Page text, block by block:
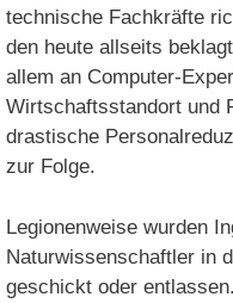
technische Fachkräfte
den heute allseits
allem an Computer-
Wirtschaftsstandort und
drastische
zur Folge.
Legionenweise wurden
Naturwissenschaftler in
geschickt oder